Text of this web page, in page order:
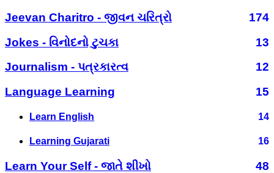
Jeevan Charitro - જીવન ચરિત્રો
174
Jokes - વિનોદનો ટુચકા
13
Journalism - પત્રકારત્વ
12
Language Learning
15
Learn English 14
Learning Gujarati 16
Learn Your Self - જાતે શીખો
48